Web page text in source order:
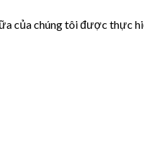
của chúng tôi được thực